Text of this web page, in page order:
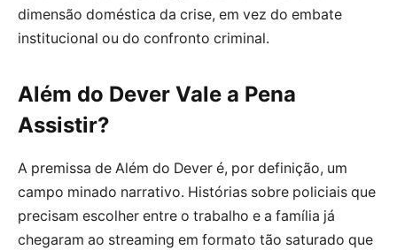
dimensão doméstica da crise, em vez do embate
institucional ou do confronto criminal.
Além do Dever Vale a Pena
Assistir?
A premissa de Além do Dever é, por definição, um
campo minado narrativo. Histórias sobre policiais que
precisam escolher entre o trabalho e a família já
chegaram ao streaming em formato tão saturado que